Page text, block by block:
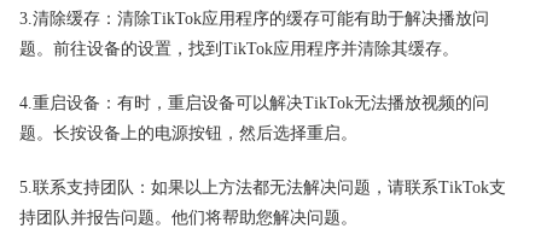
3.清除缓存：清除TikTok应用程序的缓存可能有助于解决播放问
题。前往设备的设置，找到TikTok应用程序并清除其缓存。
4.重启设备：有时，重启设备可以解决TikTok无法播放视频的问
题。长按设备上的电源按钮，然后选择重启。
5.联系支持团队：如果以上方法都无法解决问题，请联系TikTok支
持团队并报告问题。他们将帮助您解决问题。